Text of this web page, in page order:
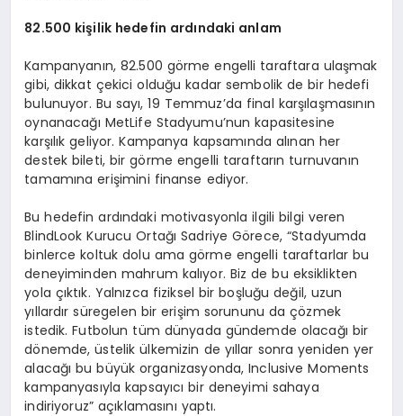
82.500 kişilik hedefin ardındaki anlam
Kampanyanın, 82.500 görme engelli taraftara ulaşmak
gibi, dikkat çekici olduğu kadar sembolik de bir hedefi
bulunuyor. Bu sayı, 19 Temmuz’da final karşılaşmasının
oynanacağı MetLife Stadyumu’nun kapasitesine
karşılık geliyor. Kampanya kapsamında alınan her
destek bileti, bir görme engelli taraftarın turnuvanın
tamamına erişimini finanse ediyor.
Bu hedefin ardındaki motivasyonla ilgili bilgi veren
BlindLook Kurucu Ortağı Sadriye Görece, “Stadyumda
binlerce koltuk dolu ama görme engelli taraftarlar bu
deneyiminden mahrum kalıyor. Biz de bu eksiklikten
yola çıktık. Yalnızca fiziksel bir boşluğu değil, uzun
yıllardır süregelen bir erişim sorununu da çözmek
istedik. Futbolun tüm dünyada gündemde olacağı bir
dönemde, üstelik ülkemizin de yıllar sonra yeniden yer
alacağı bu büyük organizasyonda, Inclusive Moments
kampanyasıyla kapsayıcı bir deneyimi sahaya
indiriyoruz” açıklamasını yaptı.